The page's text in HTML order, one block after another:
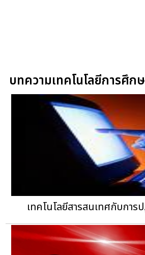
บทความเทคโนโลยีการศึก
เทคโนโลยีสารสนเทศกับการ